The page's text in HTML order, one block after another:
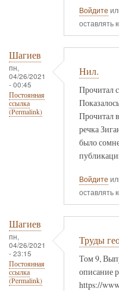
Войдите
оставлять
Шагиев
пн,
04/26/2021
- 00:45
Постоянная
ссылка
(Permalink)
Нил.
Прочитал
Прочитал
речка
было
Войдите
оставлять
Шагиев
пн,
04/26/2021
- 23:15
Постоянная
ссылка
(Permalink)
Труды
Том 9,
описание
https://